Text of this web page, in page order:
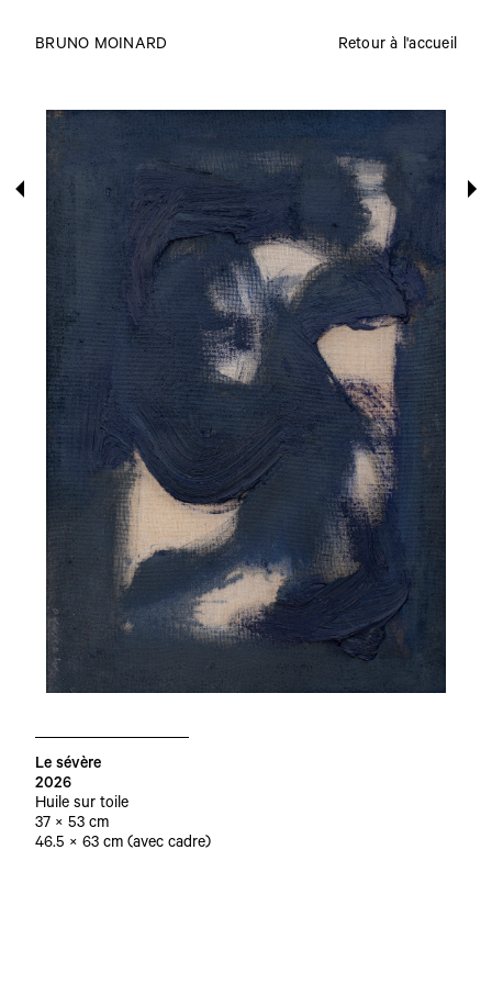
BRUNO MOINARD Retour à l'accueil
Le sévère
2026
Huile sur toile
37 × 53 cm
46.5 × 63 cm (avec cadre)